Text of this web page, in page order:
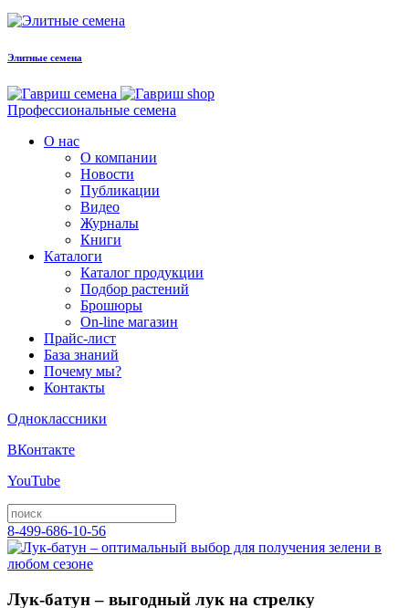
Элитные семена
Профессиональные семена
О нас
О компании
Новости
Публикации
Видео
Журналы
Книги
Каталоги
Каталог продукции
Подбор растений
Брошюры
On-line магазин
Прайс-лист
База знаний
Почему мы?
Контакты
Одноклассники
ВКонтакте
YouTube
8-499-686-10-56
Лук-батун – выгодный лук на стрелку